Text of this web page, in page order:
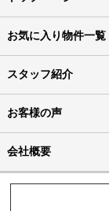
お気に入り物件一覧
スタッフ紹介
お客様の声
会社概要